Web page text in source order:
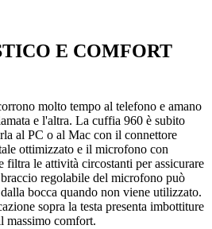
E COMFORT
molto tempo al telefono e amano
e l'altra. La cuffia 960 è subito
al PC o al Mac con il connettore
ottimizzato e il microfono con
filtra le attività circostanti per assicurare
regolabile del microfono può
bocca quando non viene utilizzato.
sopra la testa presenta imbottiture
massimo comfort.